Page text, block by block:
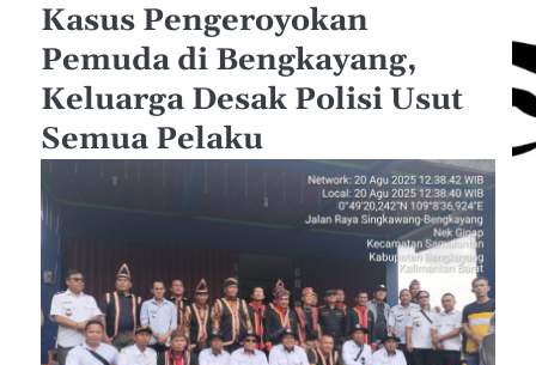
Kasus Pengeroyokan
Pemuda di Bengkayang,
Keluarga Desak Polisi Usut
Semua Pelaku